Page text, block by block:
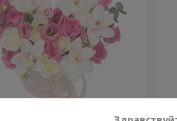
"Квитка Цисык"